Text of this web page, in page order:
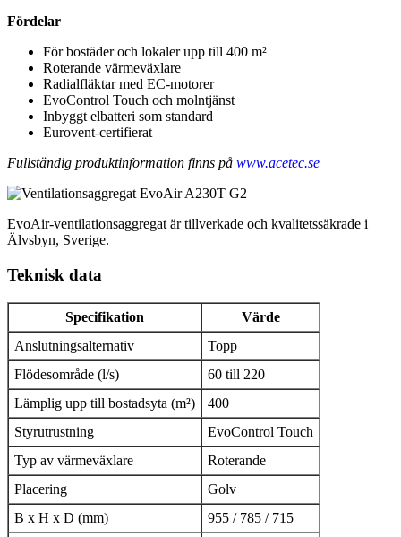
Fördelar
För bostäder och lokaler upp till 400 m²
Roterande värmeväxlare
Radialfläktar med EC-motorer
EvoControl Touch och molntjänst
Inbyggt elbatteri som standard
Eurovent-certifierat
Fullständig produktinformation finns på www.acetec.se
EvoAir-ventilationsaggregat är tillverkade och kvalitetssäkrade i
Älvsbyn, Sverige.
Teknisk data
Specifikation
Värde
Anslutningsalternativ
Topp
Flödesområde (l/s)
60 till 220
Lämplig upp till bostadsyta (m²)
400
Styrutrustning
EvoControl Touch
Typ av värmeväxlare
Roterande
Placering
Golv
B x H x D (mm)
955 / 785 / 715